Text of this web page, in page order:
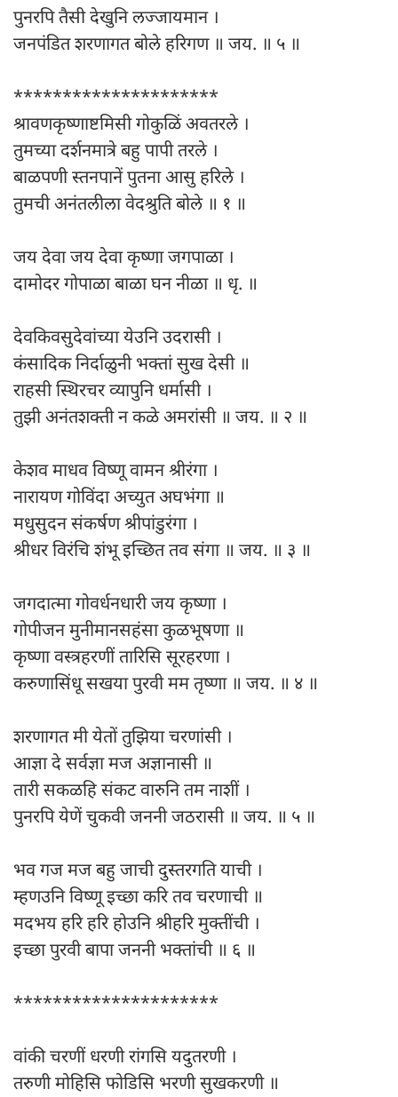
पुनरपि तैसी देखुनि लज्जायमान ।
जनपंडित शरणागत बोले हरिगण ॥ जय. ॥ ५ ॥
*********************
श्रावणकृष्णाष्टमिसी गोकुळिं अवतरले ।
तुमच्या दर्शनमात्रे बहु पापी तरले ।
बाळपणी स्तनपानें पुतना आसु हरिले ।
तुमची अनंतलीला वेदश्रुति बोले ॥ १ ॥
जय देवा जय देवा कृष्णा जगपाळा ।
दामोदर गोपाळा बाळा घन नीळा ॥ धृ. ॥
देवकिवसुदेवांच्या येउनि उदरासी ।
कंसादिक निर्दाळुनी भक्तां सुख देसी ॥
राहसी स्थिरचर व्यापुनि धर्मासी ।
तुझी अनंतशक्ती न कळे अमरांसी ॥ जय. ॥ २ ॥
केशव माधव विष्णू वामन श्रीरंगा ।
नारायण गोविंदा अच्युत अघभंगा ॥
मधुसुदन संकर्षण श्रीपांडुरंगा ।
श्रीधर विरंचि शंभू इच्छित तव संगा ॥ जय. ॥ ३ ॥
जगदात्मा गोवर्धनधारी जय कृष्णा ।
गोपीजन मुनीमानसहंसा कुळभूषणा ॥
कृष्णा वस्त्रहरणीं तारिसि सूरहरणा ।
करुणासिंधू सखया पुरवी मम तृष्णा ॥ जय. ॥ ४ ॥
शरणागत मी येतों तुझिया चरणांसी ।
आज्ञा दे सर्वज्ञा मज अज्ञानासी ॥
तारी सकळहि संकट वारुनि तम नाशीं ।
पुनरपि येणें चुकवी जननी जठरासी ॥ जय. ॥ ५ ॥
भव गज मज बहु जाची दुस्तरगति याची ।
म्हणउनि विष्णू इच्छा करि तव चरणाची ॥
मद‌भय हरि हरि होउनि श्रीहरि मुक्तींची ।
इच्छा पुरवी बापा जननी भक्तांची ॥ ६ ॥
*********************
वांकी चरणीं धरणी रांगसि यदुतरणी ।
तरुणी मोहिसि फोडिसि भरणी सुखकरणी ॥